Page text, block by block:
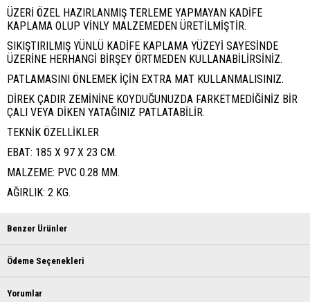
ÜZERİ ÖZEL HAZIRLANMIŞ TERLEME YAPMAYAN KADİFE
KAPLAMA OLUP VİNLY MALZEMEDEN ÜRETİLMİŞTİR.
SIKIŞTIRILMIŞ YÜNLÜ KADİFE KAPLAMA YÜZEYİ SAYESİNDE
ÜZERİNE HERHANGİ BİRŞEY ÖRTMEDEN KULLANABİLİRSİNİZ.
PATLAMASINI ÖNLEMEK İÇİN EXTRA MAT KULLANMALISINIZ.
DİREK ÇADIR ZEMİNİNE KOYDUĞUNUZDA FARKETMEDİĞİNİZ BİR
ÇALI VEYA DİKEN YATAĞINIZ PATLATABİLİR.
TEKNİK ÖZELLİKLER
EBAT: 185 X 97 X 23 CM.
MALZEME: PVC 0.28 MM.
AĞIRLIK: 2 KG.
Benzer Ürünler
Ödeme Seçenekleri
Yorumlar